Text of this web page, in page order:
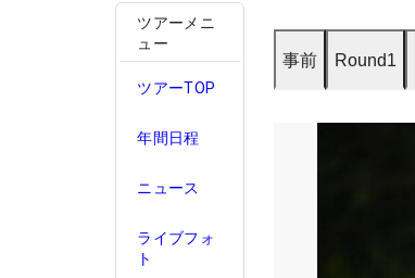
ツアーメニ
ュー
ツアーTOP
年間日程
ニュース
ライブフォ
ト
事前 Round1